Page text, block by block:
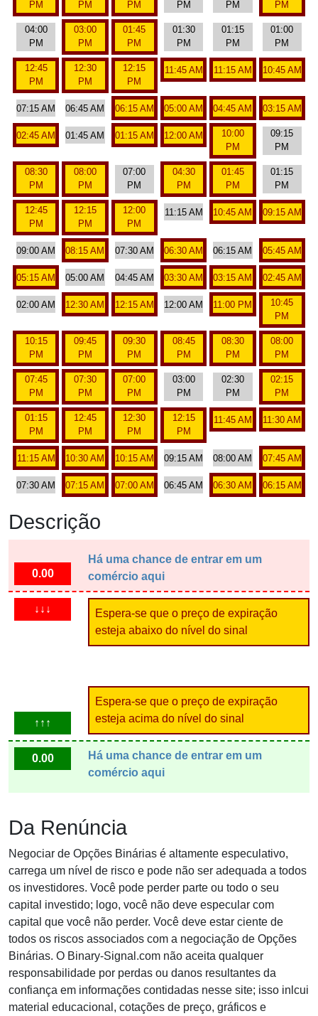
PM
PM
PM
PM
PM
PM
04:00
PM
03:00
PM
01:45
PM
01:30
PM
01:15
PM
01:00
PM
12:45
PM
12:30
PM
12:15
PM
11:45 AM 11:15 AM 10:45 AM
07:15 AM 06:45 AM 06:15 AM 05:00 AM 04:45 AM 03:15 AM
02:45 AM 01:45 AM 01:15 AM 12:00 AM
10:00
PM
09:15
PM
08:30
PM
08:00
PM
07:00
PM
04:30
PM
01:45
PM
01:15
PM
12:45
PM
12:15
PM
12:00
PM
11:15 AM 10:45 AM 09:15 AM
09:00 AM 08:15 AM 07:30 AM 06:30 AM 06:15 AM 05:45 AM
05:15 AM 05:00 AM 04:45 AM 03:30 AM 03:15 AM 02:45 AM
02:00 AM 12:30 AM 12:15 AM 12:00 AM 11:00 PM
10:45
PM
10:15
PM
09:45
PM
09:30
PM
08:45
PM
08:30
PM
08:00
PM
07:45
PM
07:30
PM
07:00
PM
03:00
PM
02:30
PM
02:15
PM
01:15
PM
12:45
PM
12:30
PM
12:15
PM
11:45 AM 11:30 AM
11:15 AM 10:30 AM 10:15 AM 09:15 AM 08:00 AM 07:45 AM
07:30 AM 07:15 AM 07:00 AM 06:45 AM 06:30 AM 06:15 AM
Descrição
0.00
Há uma chance de entrar em um
comércio aqui
↓↓↓
Espera-se que o preço de expiração
esteja abaixo do nível do sinal
↑↑↑
Espera-se que o preço de expiração
esteja acima do nível do sinal
0.00
Há uma chance de entrar em um
comércio aqui
Da Renúncia
Negociar de Opções Binárias é altamente especulativo,
carrega um nível de risco e pode não ser adequada a todos
os investidores. Você pode perder parte ou todo o seu
capital investido; logo, você não deve especular com
capital que você não perder. Você deve estar ciente de
todos os riscos associados com a negociação de Opções
Binárias. O Binary-Signal.com não aceita qualquer
responsabilidade por perdas ou danos resultantes da
confiança em informações contidadas nesse site; isso inlcui
material educacional, cotações de preço, gráficos e